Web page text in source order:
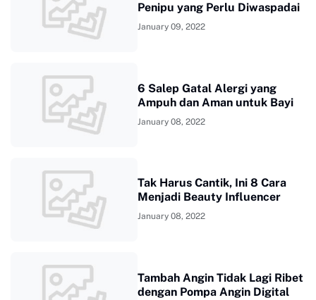
Penipu yang Perlu Diwaspadai
January 09, 2022
6 Salep Gatal Alergi yang
Ampuh dan Aman untuk Bayi
January 08, 2022
Tak Harus Cantik, Ini 8 Cara
Menjadi Beauty Influencer
January 08, 2022
Tambah Angin Tidak Lagi Ribet
dengan Pompa Angin Digital